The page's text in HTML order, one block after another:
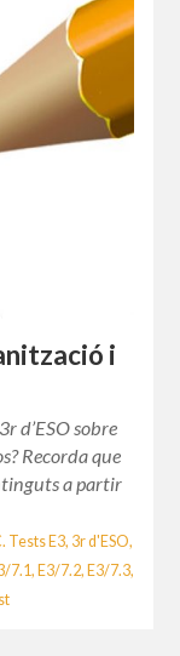
i
d’ESO sobre
Recorda que
a partir
Tests E3, 3r d'ESO,
7.1 , E3/7.2, E3/7.3,